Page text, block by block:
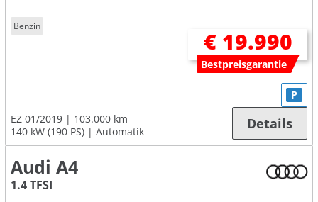
Benzin
€ 19.990
Bestpreisgarantie
EZ 01/2019
103.000 km
140 kW (190 PS)
Automatik
P
Details
Audi A4
1.4 TFSI